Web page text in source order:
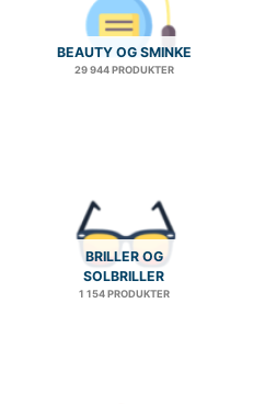
BEAUTY OG SMINKE
29 944 PRODUKTER
BRILLER OG
SOLBRILLER
1 154 PRODUKTER